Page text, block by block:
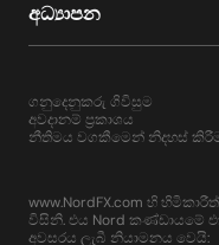
අධ්‍යාපන
ගනුදෙනුකරු ගිවිසුම
අවදානම් ප්‍රකාශය
නීතිමය වගකීමෙන් නිදහස්
www.NordFX.com හි
විසිනි. එය Nord කණ්ඩායමේ
අවසරය ලැබී නියාමනය වෙයි: